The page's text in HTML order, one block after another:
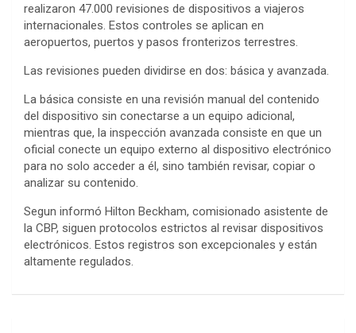
realizaron 47.000 revisiones de dispositivos a viajeros
internacionales. Estos controles se aplican en
aeropuertos, puertos y pasos fronterizos terrestres.
Las revisiones pueden dividirse en dos: básica y avanzada.
La básica consiste en una revisión manual del contenido
del dispositivo sin conectarse a un equipo adicional,
mientras que, la inspección avanzada consiste en que un
oficial conecte un equipo externo al dispositivo electrónico
para no solo acceder a él, sino también revisar, copiar o
analizar su contenido.
Segun informó Hilton Beckham, comisionado asistente de
la CBP, siguen protocolos estrictos al revisar dispositivos
electrónicos. Estos registros son excepcionales y están
altamente regulados.